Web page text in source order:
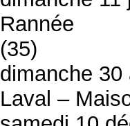
Rannée
dimanche 30
Laval –